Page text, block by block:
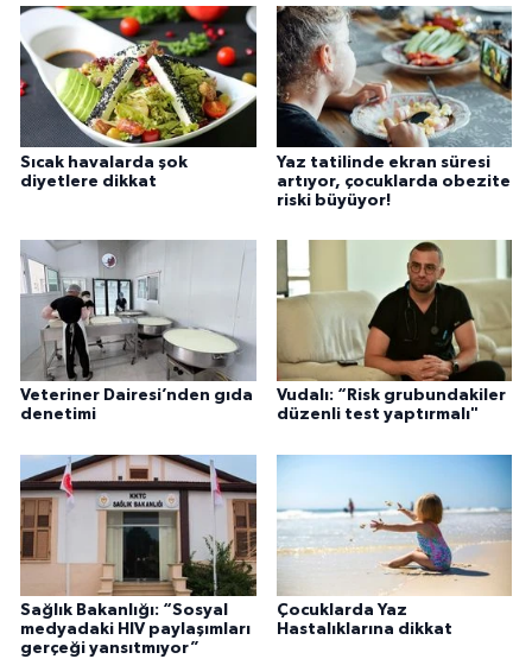
Sıcak havalarda şok
diyetlere dikkat
Yaz tatilinde ekran süresi
artıyor, çocuklarda obezite
riski büyüyor!
Veteriner Dairesi’nden gıda
denetimi
Vudalı: “Risk grubundakiler
düzenli test yaptırmalı"
Sağlık Bakanlığı: “Sosyal
medyadaki HIV paylaşımları
gerçeği yansıtmıyor”
Çocuklarda Yaz
Hastalıklarına dikkat